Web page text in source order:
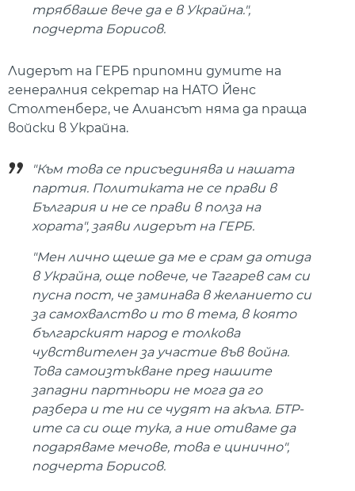
трябваше вече да е в Украйна.",
подчерта Борисов.
Лидерът на ГЕРБ припомни думите на
генералния секретар на НАТО Йенс
Столтенберг, че Алиансът няма да праща
войски в Украйна.
"Към това се присъединява и нашата
партия. Политиката не се прави в
България и не се прави в полза на
хората", заяви лидерът на ГЕРБ.
"Мен лично щеше да ме е срам да отида
в Украйна, още повече, че Тагарев сам си
пусна пост, че заминава в желанието си
за самохвалство и то в тема, в която
българският народ е толкова
чувствителен за участие във война.
Това самоизтъкване пред нашите
западни партньори не мога да го
разбера и те ни се чудят на акъла. БТР-
ите са си още тука, а ние отиваме да
подаряваме мечове, това е цинично",
подчерта Борисов.